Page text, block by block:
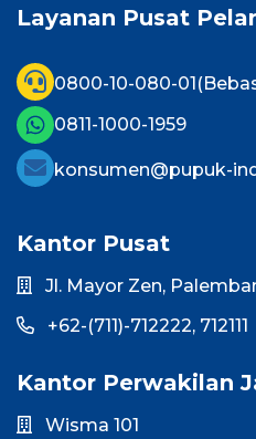
Layanan Pusat
0800-10-080-01
0811-1000-1959
konsumen@pupuk-
Kantor Pusat
Jl. Mayor Zen,
+62-(711)-712222, 712111
Kantor Perwakilan
Wisma 101